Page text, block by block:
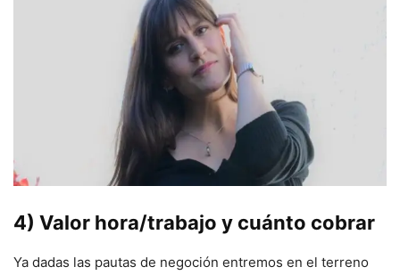
4) Valor hora/trabajo y cuánto cobrar
Ya dadas las pautas de negoción entremos en el terreno